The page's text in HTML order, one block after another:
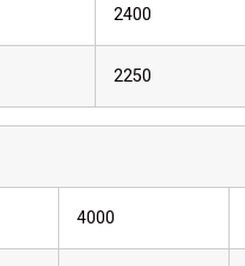
2400
2250
4000